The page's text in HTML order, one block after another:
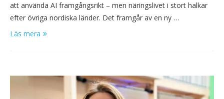
att använda AI framgångsrikt – men näringslivet i stort halkar
efter övriga nordiska länder. Det framgår av en ny …
Läs mera